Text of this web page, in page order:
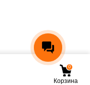
0
Корзина